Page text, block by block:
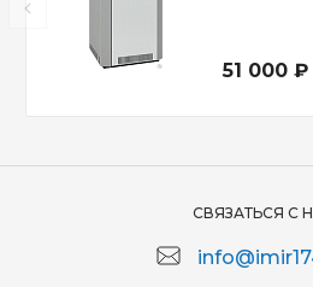
51 000 ₽
СВЯЗАТЬСЯ С